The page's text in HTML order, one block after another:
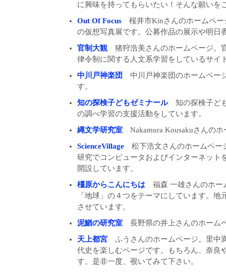
に興味を持ってもらいたい！そんな願いを
Out Of Focus 桜井市Kinさんのホームペー
の仮想写真展です。公募作品の展示や明日
官制大観 猪狩浩美さんのホームページ。
律令制に関する人文系学習をしているサイ
中川戸神楽団
中川戸神楽団のホームペー
す。
知の探検子どもゼミナール知の探検子ども
の調べ学習の支援活動をしています。
縄文学研究室 Nakamura Kousakuさんのホ
ScienceVillage 松下浩文さんのホームペー
研究でコンピュータおよびインターネット
開設しています。
橿原からこんにちは 福森 一雄さんのホー
「地球」の４つをテーマにしています。
させています。
泥鰌の研究室 長野県の井上さんのホーム
天上都宮 ふうさんのホームページ。里中
代史を楽しむページです。もちろん、奈良
す。是非一度、覗いてみて下さい。